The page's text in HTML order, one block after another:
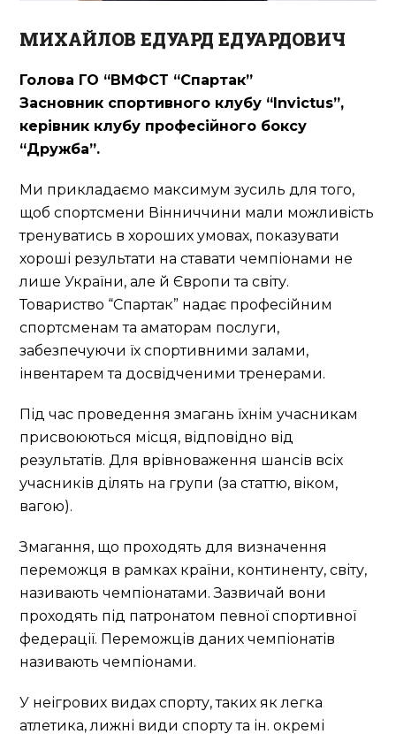
МИХАЙЛОВ ЕДУАРД ЕДУАРДОВИЧ
Голова ГО “ВМФСТ “Спартак”
Засновник спортивного клубу “Invictus”,
керівник клубу професійного боксу
“Дружба”.
Ми прикладаємо максимум зусиль для того,
щоб спортсмени Вінниччини мали можливість
тренуватись в хороших умовах, показувати
хороші результати на ставати чемпіонами не
лише України, але й Європи та світу.
Товариство “Спартак” надає професійним
спортсменам та аматорам послуги,
забезпечуючи їх спортивними залами,
інвентарем та досвідченими тренерами.
Під час проведення змагань їхнім учасникам
присвоюються місця, відповідно від
результатів. Для врівноваження шансів всіх
учасників ділять на групи (за статтю, віком,
вагою).
Змагання, що проходять для визначення
переможця в рамках країни, континенту, світу,
називають чемпіонатами. Зазвичай вони
проходять під патронатом певної спортивної
федерації. Переможців даних чемпіонатів
називають чемпіонами.
У неігрових видах спорту, таких як легка
атлетика, лижні види спорту та ін. окремі